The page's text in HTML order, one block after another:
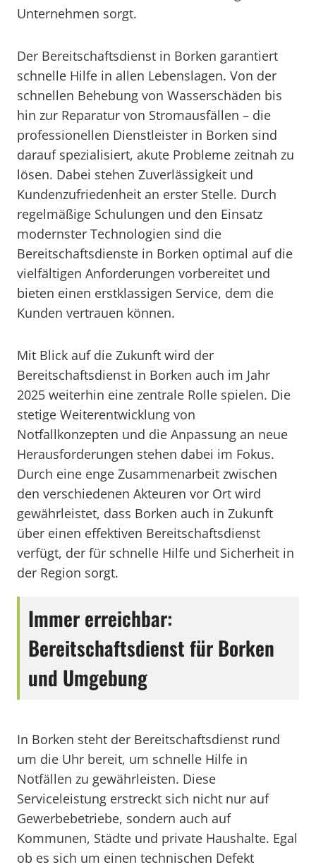
Unternehmen sorgt.
Der Bereitschaftsdienst in Borken garantiert
schnelle Hilfe in allen Lebenslagen. Von der
schnellen Behebung von Wasserschäden bis
hin zur Reparatur von Stromausfällen – die
professionellen Dienstleister in Borken sind
darauf spezialisiert, akute Probleme zeitnah zu
lösen. Dabei stehen Zuverlässigkeit und
Kundenzufriedenheit an erster Stelle. Durch
regelmäßige Schulungen und den Einsatz
modernster Technologien sind die
Bereitschaftsdienste in Borken optimal auf die
vielfältigen Anforderungen vorbereitet und
bieten einen erstklassigen Service, dem die
Kunden vertrauen können.
Mit Blick auf die Zukunft wird der
Bereitschaftsdienst in Borken auch im Jahr
2025 weiterhin eine zentrale Rolle spielen. Die
stetige Weiterentwicklung von
Notfallkonzepten und die Anpassung an neue
Herausforderungen stehen dabei im Fokus.
Durch eine enge Zusammenarbeit zwischen
den verschiedenen Akteuren vor Ort wird
gewährleistet, dass Borken auch in Zukunft
über einen effektiven Bereitschaftsdienst
verfügt, der für schnelle Hilfe und Sicherheit in
der Region sorgt.
Immer erreichbar:
Bereitschaftsdienst für Borken
und Umgebung
In Borken steht der Bereitschaftsdienst rund
um die Uhr bereit, um schnelle Hilfe in
Notfällen zu gewährleisten. Diese
Serviceleistung erstreckt sich nicht nur auf
Gewerbebetriebe, sondern auch auf
Kommunen, Städte und private Haushalte. Egal
ob es sich um einen technischen Defekt